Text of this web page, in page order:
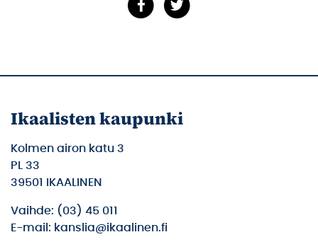
Ikaalisten kaupunki
Kolmen airon katu 3
PL 33
39501 IKAALINEN
Vaihde: (03) 45 011
E-mail: kanslia@ikaalinen.fi